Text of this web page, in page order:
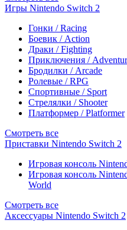
Игры Nintendo Switch 2
Гонки / Racing
Боевик / Action
Драки / Fighting
Приключения /
Бродилки / Arcade
Ролевые / RPG
Спортивные / Sport
Стрелялки / Shooter
Платформер / Platformer
Смотреть все
Приставки Nintendo Switch 2
Игровая консоль
Игровая консоль
World
Смотреть все
Аксессуары Nintendo Switch 2